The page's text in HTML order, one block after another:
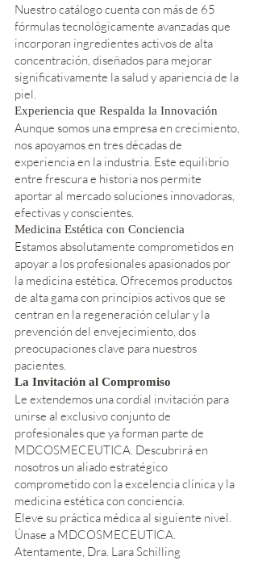
Nuestro catálogo cuenta con más de 65
fórmulas tecnológicamente avanzadas que
incorporan ingredientes activos de alta
concentración, diseñados para mejorar
significativamente la salud y apariencia de la
piel.
Experiencia que Respalda la Innovación
Aunque somos una empresa en crecimiento,
nos apoyamos en tres décadas de
experiencia en la industria. Este equilibrio
entre frescura e historia nos permite
aportar al mercado soluciones innovadoras,
efectivas y conscientes.
Medicina Estética con Conciencia
Estamos absolutamente comprometidos en
apoyar a los profesionales apasionados por
la medicina estética. Ofrecemos productos
de alta gama con principios activos que se
centran en la regeneración celular y la
prevención del envejecimiento, dos
preocupaciones clave para nuestros
pacientes.
La Invitación al Compromiso
Le extendemos una cordial invitación para
unirse al exclusivo conjunto de
profesionales que ya forman parte de
MDCOSMECEUTICA. Descubrirá en
nosotros un aliado estratégico
comprometido con la excelencia clínica y la
medicina estética con conciencia.
Eleve su práctica médica al siguiente nivel.
Únase a MDCOSMECEUTICA.
Atentamente, Dra. Lara Schilling